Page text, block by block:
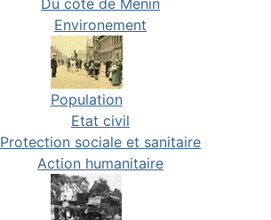
Environement
Population
Etat civil
Protection sociale et sanitaire
Action humanitaire